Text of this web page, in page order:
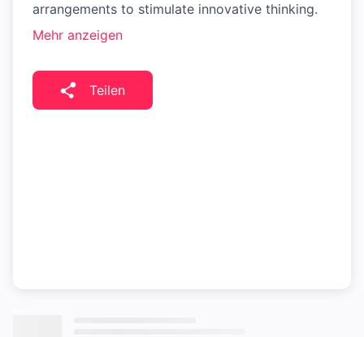
arrangements to stimulate innovative thinking.
Mehr anzeigen
Teilen